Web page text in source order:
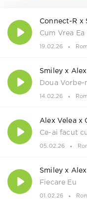
Connect-R x
Cum Vrea Ea
19.02.26
Smiley x
Doua Vorbe-
14.02.26
Alex Velea x
Ce-ai facut
05.02.26
Smiley x
Fiecare Eu
01.02.26